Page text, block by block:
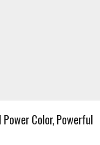
Power Color, Powerful